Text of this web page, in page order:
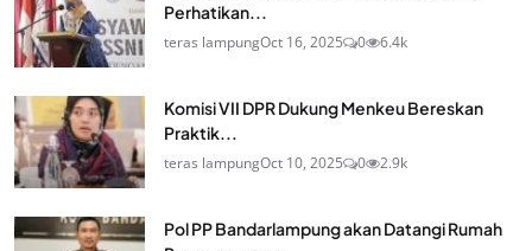
Perhatikan...
teras lampungOct 16, 2025 0 6.4k
Komisi VII DPR Dukung Menkeu Bereskan
Praktik...
teras lampungOct 10, 2025 0 2.9k
Pol PP Bandarlampung akan Datangi Rumah